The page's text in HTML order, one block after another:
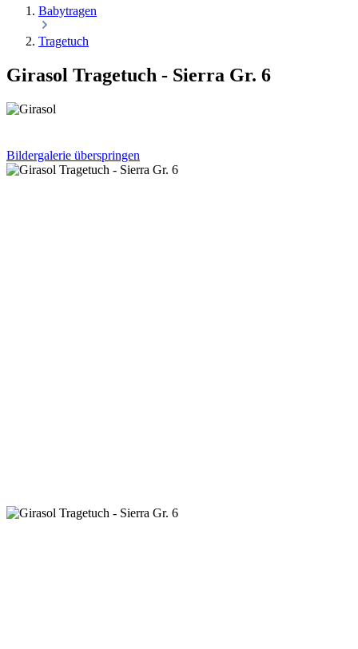
Babytragen
Tragetuch
Girasol Tragetuch - Sierra Gr. 6
Bildergalerie überspringen